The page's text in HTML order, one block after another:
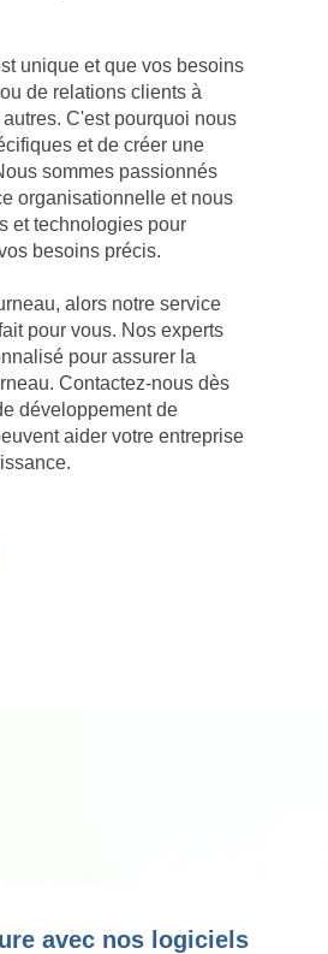
unique et que vos besoins
de relations clients à
C'est pourquoi nous
et de créer une
sommes passionnés
organisationnelle et nous
et technologies pour
besoins précis.
alors notre service
pour vous. Nos experts
pour assurer la
Contactez-nous dès
développement de
aider votre entreprise
avec nos logiciels